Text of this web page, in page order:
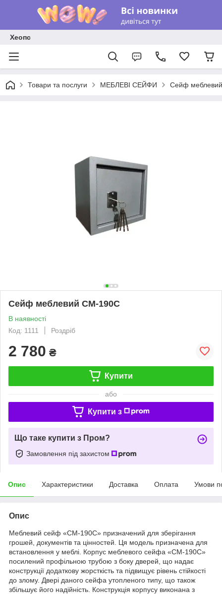
Хеопс
Товари та послуги МЕБЛЕВІ СЕЙФИ Сейф
Сейф меблевий СМ-190С
В наявності
Код: 1111
Роздріб
2 780 ₴
Купити
або
Купити з
Що таке купити з Пром?
Замовлення під захистом
Опис Характеристики Доставка Оплата Умови
Опис
Меблевий сейф «СМ-190С» призначений для зберігання
грошей, документів та цінностей. Ця модель призначена для
встановлення у меблі. Корпус меблевого сейфа «СМ-190С»
посилений профільною трубою з боку дверей, що надає
конструкції додаткову жорсткість та підвищує рівень стійкості
до злому. Двері даного сейфа утопленого типу, що також
збільшує його надійність. Конструкція корпусу виконана з